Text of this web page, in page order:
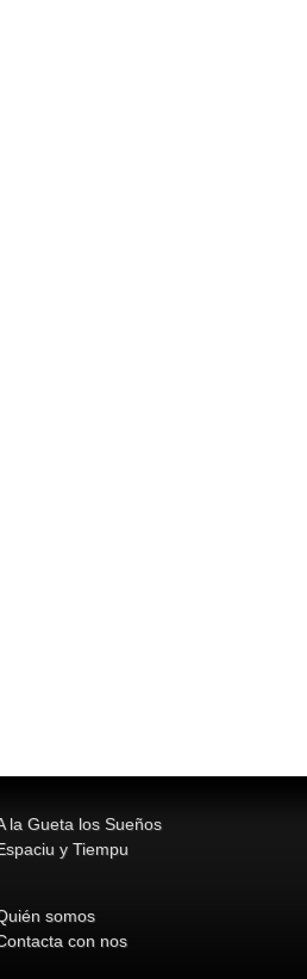
la Gueta los Sueños
y Tiempu
somos
con nos